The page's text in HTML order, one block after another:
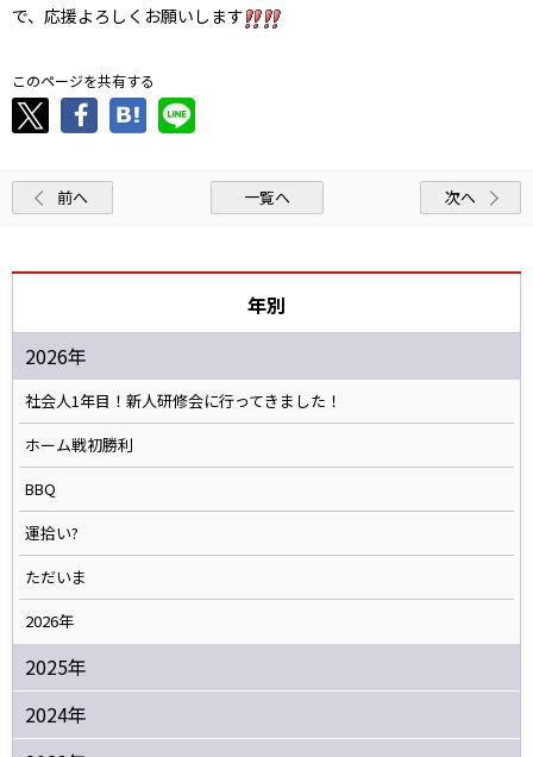
で、応援よろしくお願いします
このページを共有する
前へ 一覧へ 次へ
年別
2026年
社会人1年目！新人研修会に行ってきました！
ホーム戦初勝利
BBQ
運拾い?
ただいま
2026年
2025年
2024年